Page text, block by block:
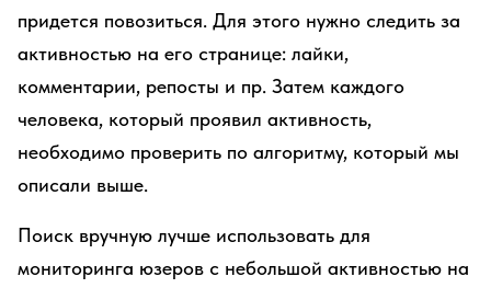
придется повозиться. Для этого нужно следить за
активностью на его странице: лайки,
комментарии, репосты и пр. Затем каждого
человека, который проявил активность,
необходимо проверить по алгоритму, который мы
описали выше.
Поиск вручную лучше использовать для
мониторинга юзеров с небольшой активностью на